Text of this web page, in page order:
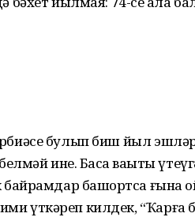
булып биш йыл
ине. Баҡса ваҡыты
башҡортса
үткәреп килдек, “Ҡарға